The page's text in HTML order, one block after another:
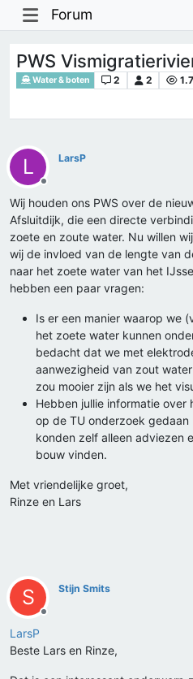
Forum
PWS
Water & boten 2 2
L
Offline
LarsP
Wij houden ons PWS over de
Afsluitdijk, die een directe
zoete en zoute water. Nu willen
wij de invloed van de lengte van
naar het zoete water van het
hebben een paar vragen:
Is er een manier waarop we
het zoete water kunnen
bedacht dat we met
aanwezigheid van zout
zou mooier zijn als we het
Hebben jullie informatie
op de TU onderzoek gedaan
konden zelf alleen adviezen
bouw vinden.
Met vriendelijke groet,
Rinze en Lars
S
Offline
Stijn Smits
LarsP
Beste Lars en Rinze,